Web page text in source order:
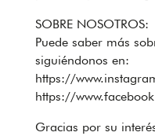
SOBRE NOSOTROS:
Puede saber más
siguiéndonos en:
https://
https://
Gracias por su